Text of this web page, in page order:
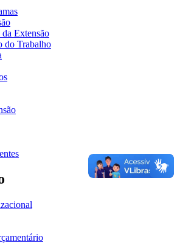
Extensão
do Trabalho